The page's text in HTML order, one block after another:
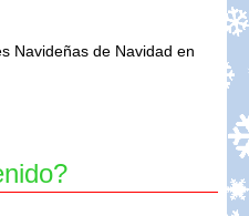
Navideñas de Navidad en